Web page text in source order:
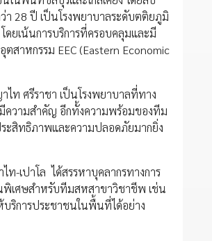
า 28 ปี เป็นโรงพยาบาลระดับตติยภูมิ
ดยเน้นการบริการที่ครอบคลุมและมี
าหกรรม EEC (Eastern Economic
ไท ศรีราชา เป็นโรงพยาบาลที่ทาง
ความสำคัญ อีกทั้งความพร้อมของทีม
ะสิทธิภาพและความปลอดภัยมากยิ่ง
-เปาโล ได้สรรหาบุคลากรทางการ
พิเศษสำหรับทีมสหสาขาวิชาชีพ เช่น
ริการประชาชนในพื้นที่ได้อย่าง